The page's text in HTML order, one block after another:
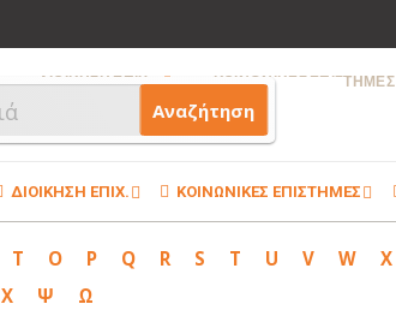
ΔΙΟΙΚΗΣΗ ΕΠΙΧ. ΚΟΙΝΩΝΙΚΕΣ ΕΠΙΣΤΗΜΕΣ
Αναζήτηση
ΔΙΟΙΚΗΣΗ ΕΠΙΧ. ΚΟΙΝΩΝΙΚΕΣ ΕΠΙΣΤΗΜΕΣ
T O P Q R S T U V W X
Χ Ψ Ω